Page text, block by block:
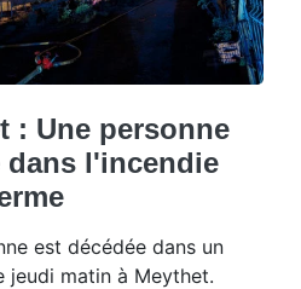
: Une personne
dans l'incendie
est décédée dans un
jeudi matin à Meythet.